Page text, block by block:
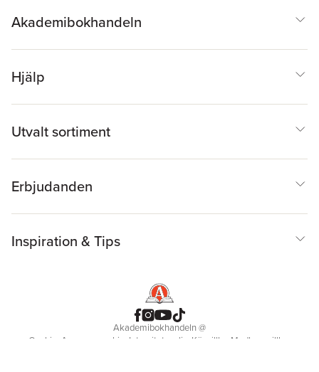
Akademibokhandeln
Hjälp
Utvalt sortiment
Erbjudanden
Inspiration & Tips
Akademibokhandeln@
Cookies
Anpassa cookies Integritetspolicy Köpvillkor Medlemsvillkor